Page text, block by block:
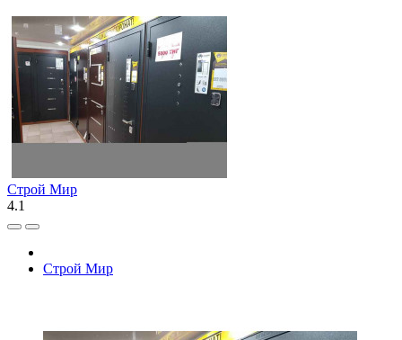
Строй Мир
4.1
Строй Мир